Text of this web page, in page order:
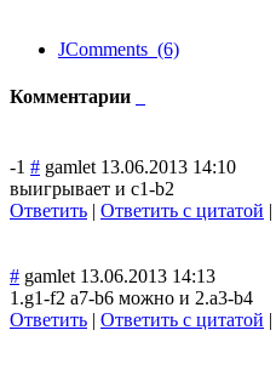
JComments (6)
Комментарии
-1 # gamlet 13.06.2013 14:10
выигрывает и c1-b2
Ответить | Ответить с цитатой |
# gamlet 13.06.2013 14:13
1.g1-f2 a7-b6 можно и 2.a3-b4
Ответить | Ответить с цитатой |